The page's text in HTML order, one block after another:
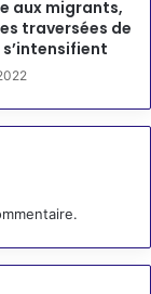
aux migrants,
traversées de